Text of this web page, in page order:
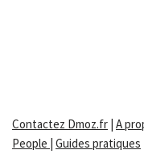
Contactez Dmoz.fr | A
People | Guides pratiques